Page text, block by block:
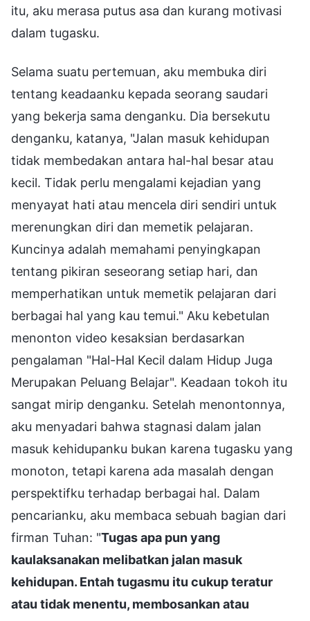
itu, aku merasa putus asa dan kurang motivasi
dalam tugasku.
Selama suatu pertemuan, aku membuka diri
tentang keadaanku kepada seorang saudari
yang bekerja sama denganku. Dia bersekutu
denganku, katanya, "Jalan masuk kehidupan
tidak membedakan antara hal-hal besar atau
kecil. Tidak perlu mengalami kejadian yang
menyayat hati atau mencela diri sendiri untuk
merenungkan diri dan memetik pelajaran.
Kuncinya adalah memahami penyingkapan
tentang pikiran seseorang setiap hari, dan
memperhatikan untuk memetik pelajaran dari
berbagai hal yang kau temui." Aku kebetulan
menonton video kesaksian berdasarkan
pengalaman "Hal-Hal Kecil dalam Hidup Juga
Merupakan Peluang Belajar". Keadaan tokoh itu
sangat mirip denganku. Setelah menontonnya,
aku menyadari bahwa stagnasi dalam jalan
masuk kehidupanku bukan karena tugasku yang
monoton, tetapi karena ada masalah dengan
perspektifku terhadap berbagai hal. Dalam
pencarianku, aku membaca sebuah bagian dari
firman Tuhan: "Tugas apa pun yang
kaulaksanakan melibatkan jalan masuk
kehidupan. Entah tugasmu itu cukup teratur
atau tidak menentu, membosankan atau